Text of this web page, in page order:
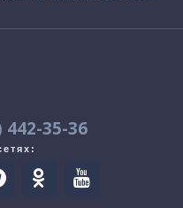
442-35-36
 